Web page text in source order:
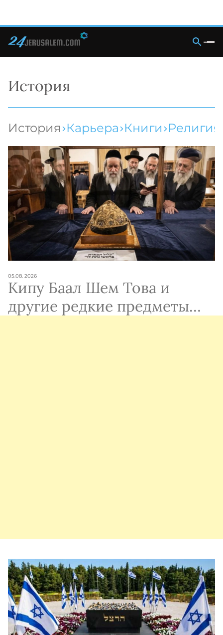
История
История Карьера Книги Религия
05.08. 2026
Кипу Баал Шем Това и
другие редкие предметы